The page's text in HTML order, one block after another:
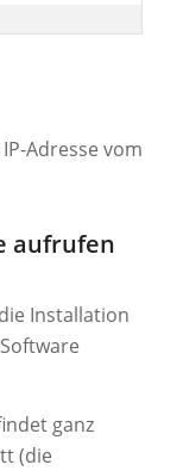
Adresse vom
aufrufen
Installation
ganz
(die